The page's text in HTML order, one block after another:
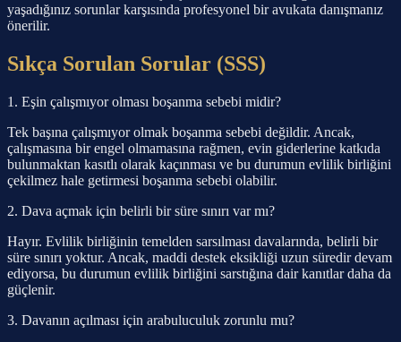
yaşadığınız sorunlar karşısında profesyonel bir avukata danışmanız
önerilir.
Sıkça Sorulan Sorular (SSS)
1. Eşin çalışmıyor olması boşanma sebebi midir?
Tek başına çalışmıyor olmak boşanma sebebi değildir. Ancak,
çalışmasına bir engel olmamasına rağmen, evin giderlerine katkıda
bulunmaktan kasıtlı olarak kaçınması ve bu durumun evlilik birliğini
çekilmez hale getirmesi boşanma sebebi olabilir.
2. Dava açmak için belirli bir süre sınırı var mı?
Hayır. Evlilik birliğinin temelden sarsılması davalarında, belirli bir
süre sınırı yoktur. Ancak, maddi destek eksikliği uzun süredir devam
ediyorsa, bu durumun evlilik birliğini sarstığına dair kanıtlar daha da
güçlenir.
3. Davanın açılması için arabuluculuk zorunlu mu?